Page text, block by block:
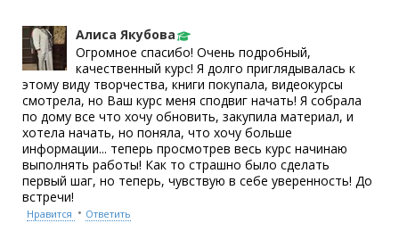
Алиса Якубова
Огромное спасибо! Очень подробный,
качественный курс! Я долго приглядывалась к
этому виду творчества, книги покупала, видеокурсы
смотрела, но Ваш курс меня сподвиг начать! Я собрала
по дому все что хочу обновить, закупила материал, и
хотела начать, но поняла, что хочу больше
информации... теперь просмотрев весь курс начинаю
выполнять работы! Как то страшно было сделать
первый шаг, но теперь, чувствую в себе уверенность! До
встречи!
Нравится • Ответить